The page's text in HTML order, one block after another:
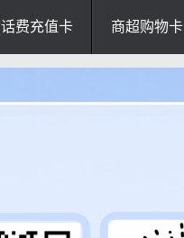
话费充值卡 商超购物卡